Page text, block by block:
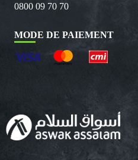
0800 09 70 70
MODE DE PAIEMENT